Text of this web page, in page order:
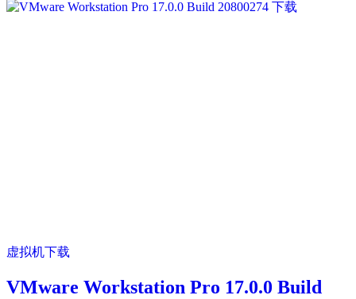
虚拟机下载
VMware Workstation Pro 17.0.0 Build